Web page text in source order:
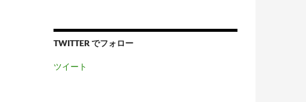
TWITTER でフォロー
ツイート